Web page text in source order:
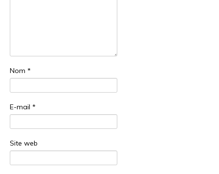
Nom *
E-mail *
Site web